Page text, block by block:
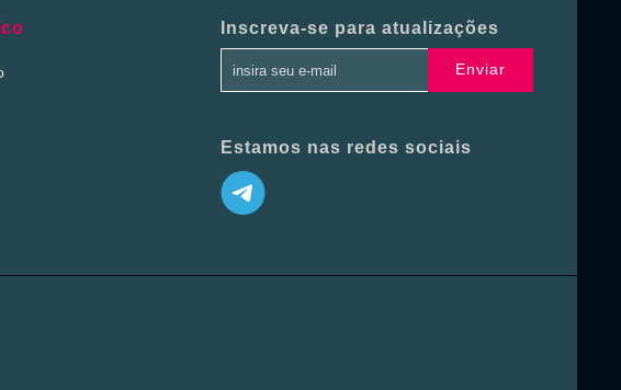
Inscreva-se para atualizações
Enviar
Estamos nas redes sociais